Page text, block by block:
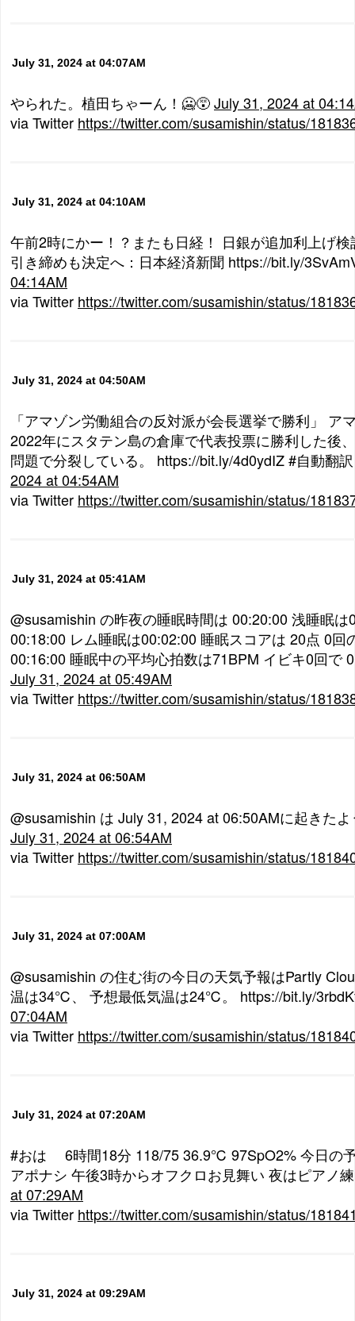
July 31, 2024 at 04:07AM
やられた。植田ちゃーん！🥶😵July 31, 2024 at
via Twitter https://twitter.com/susamishin/status/
July 31, 2024 at 04:10AM
午前2時にかー！？またも日経！ 日銀が追加利上げ
引き締めも決定へ：日本経済新聞 https://bit.ly/
04:14AM
via Twitter https://twitter.com/susamishin/status/
July 31, 2024 at 04:50AM
「アマゾン労働組合の反対派が会長選挙で勝利」 ア
2022年にスタテン島の倉庫で代表投票に勝利した後
問題で分裂している。 https://bit.ly/4d0ydIZ #自動翻
2024 at 04:54AM
via Twitter https://twitter.com/susamishin/status/
July 31, 2024 at 05:41AM
@susamishin の昨夜の睡眠時間は 00:20:00 浅睡眠は
00:18:00 レム睡眠は00:02:00 睡眠スコアは 20点 0回
00:16:00 睡眠中の平均心拍数は71BPM イビキ0回で
July 31, 2024 at 05:49AM
via Twitter https://twitter.com/susamishin/status/
July 31, 2024 at 06:50AM
@susamishin は July 31, 2024 at 06:50AMに起きた
July 31, 2024 at 06:54AM
via Twitter https://twitter.com/susamishin/status/
July 31, 2024 at 07:00AM
@susamishin の住む街の今日の天気予報はPartly
温は34℃、 予想最低気温は24℃。 https://bit.ly/
07:04AM
via Twitter https://twitter.com/susamishin/status/
July 31, 2024 at 07:20AM
#おは 6時間18分 118/75 36.9℃ 97SpO2% 今日の
アポナシ 午後3時からオフクロお見舞い 夜はピアノ
at 07:29AM
via Twitter https://twitter.com/susamishin/status/
July 31, 2024 at 09:29AM